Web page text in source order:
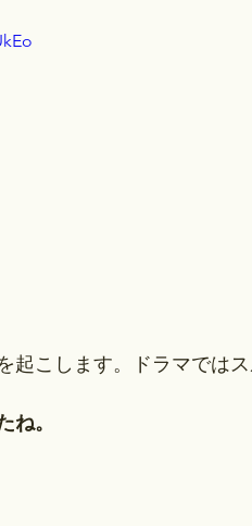
起こします。ドラマでは
ね。